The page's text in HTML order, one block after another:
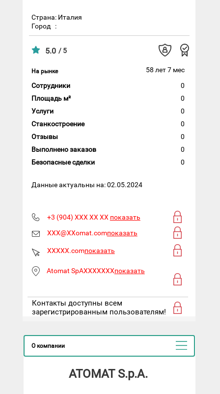
Страна: Италия
Город
:
5.0 / 5
На рынке
58 лет 7 мес
Сотрудники
0
Площадь м²
0
Услуги
0
Станкостроение
0
Отзывы
0
Выполнено заказов
0
Безопасные сделки
0
Данные актуальны на: 02.05.2024
+3 (904) XXX XX XX показать
XXX@XXomat.comпоказать
XXXXX.comпоказать
Atomat SpAXXXXXXXпоказать
Контакты доступны всем
зарегистрированным пользователям!
О компании
ATOMAT S.p.A.